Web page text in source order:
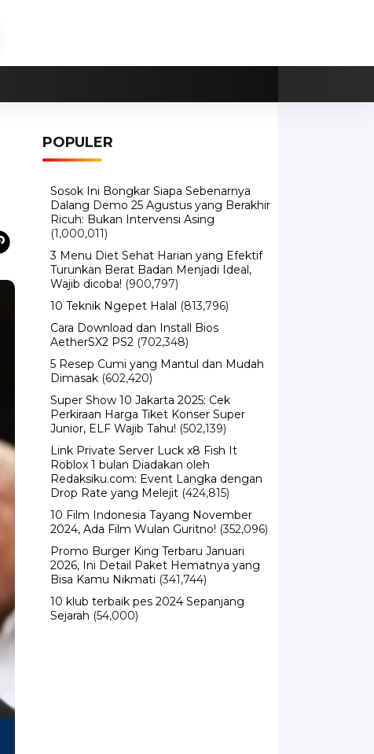
POPULER
Sosok Ini Bongkar Siapa Sebenarnya
Dalang Demo 25 Agustus yang Berakhir
Ricuh: Bukan Intervensi Asing
(1,000,011)
3 Menu Diet Sehat Harian yang Efektif
Turunkan Berat Badan Menjadi Ideal,
Wajib dicoba! (900,797)
10 Teknik Ngepet Halal (813,796)
Cara Download dan Install Bios
AetherSX2 PS2 (702,348)
5 Resep Cumi yang Mantul dan Mudah
Dimasak (602,420)
Super Show 10 Jakarta 2025: Cek
Perkiraan Harga Tiket Konser Super
Junior, ELF Wajib Tahu! (502,139)
Link Private Server Luck x8 Fish It
Roblox 1 bulan Diadakan oleh
Redaksiku.com: Event Langka dengan
Drop Rate yang Melejit (424,815)
10 Film Indonesia Tayang November
2024, Ada Film Wulan Guritno! (352,096)
Promo Burger King Terbaru Januari
2026, Ini Detail Paket Hematnya yang
Bisa Kamu Nikmati (341,744)
10 klub terbaik pes 2024 Sepanjang
Sejarah (54,000)